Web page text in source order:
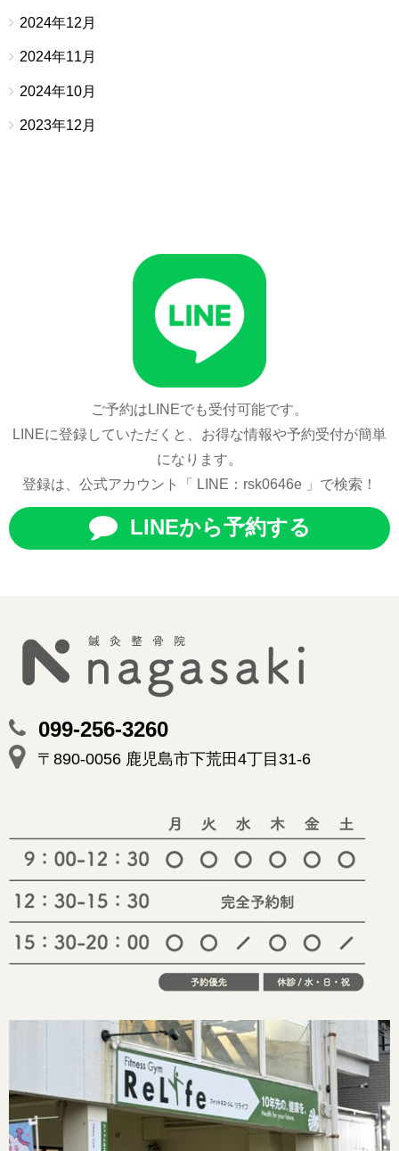
2024年12月
2024年11月
2024年10月
2023年12月
ご予約はLINEでも受付可能です。
LINEに登録していただくと、お得な情報や予約受付が簡単
になります。
登録は、公式アカウント「 LINE：rsk0646e 」で検索！
LINEから予約する
099-256-3260
〒890-0056 鹿児島市下荒田4丁目31-6